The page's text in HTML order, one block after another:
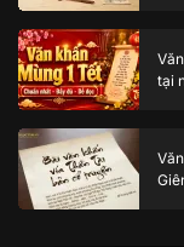
tại